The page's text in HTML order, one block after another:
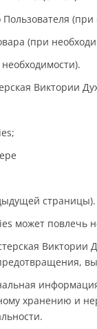
(при
Виктории
страницы).
может повлечь
Виктории
хранению и